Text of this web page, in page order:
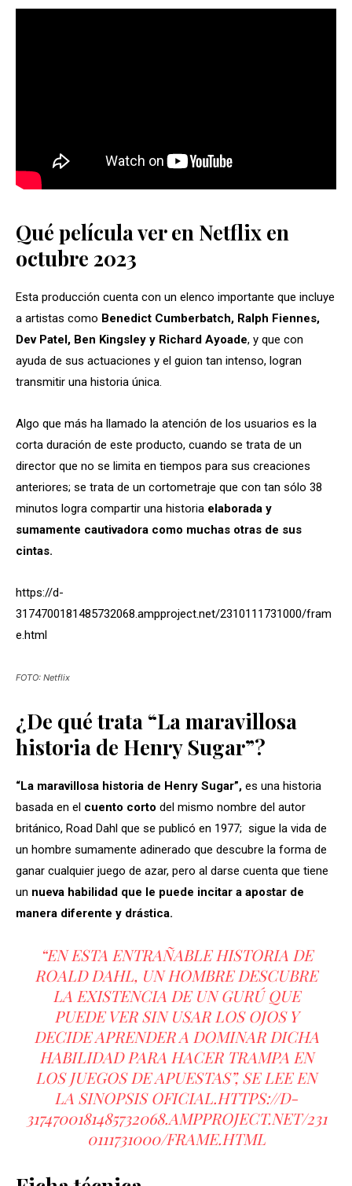
Qué película ver en Netflix en
octubre 2023
Esta producción cuenta con un elenco importante que incluye
a artistas como Benedict Cumberbatch, Ralph Fiennes,
Dev Patel, Ben Kingsley y Richard Ayoade, y que con
ayuda de sus actuaciones y el guion tan intenso, logran
transmitir una historia única.
Algo que más ha llamado la atención de los usuarios es la
corta duración de este producto, cuando se trata de un
director que no se limita en tiempos para sus creaciones
anteriores; se trata de un cortometraje que con tan sólo 38
minutos logra compartir una historia elaborada y
sumamente cautivadora como muchas otras de sus
cintas.
https://d-
3174700181485732068.ampproject.net/2310111731000/fram
e.html
FOTO: Netflix
¿De qué trata “La maravillosa
historia de Henry Sugar”?
“La maravillosa historia de Henry Sugar”, es una historia
basada en el cuento corto del mismo nombre del autor
británico, Road Dahl que se publicó en 1977; sigue la vida de
un hombre sumamente adinerado que descubre la forma de
ganar cualquier juego de azar, pero al darse cuenta que tiene
un nueva habilidad que le puede incitar a apostar de
manera diferente y drástica.
“EN ESTA ENTRAÑABLEHISTORIA DE
ROALD DAHL, UN HOMBRE DESCUBRE
LA EXISTENCIA DE UN GURÚ QUE
PUEDE VER SIN USAR LOS OJOS Y
DECIDE APRENDER A DOMINAR DICHA
HABILIDAD PARA HACER TRAMPA EN
LOS JUEGOS DE APUESTAS”, SE LEE EN
LA SINOPSIS OFICIAL.HTTPS://D-
3174700181485732068.AMPPROJECT.NET/231
0111731000/FRAME.HTML